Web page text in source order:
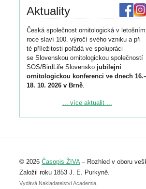
Aktuality
Česká společnost ornitologická v letošním
roce slaví 100. výročí svého vzniku a při
té příležitosti pořádá ve spolupráci
se Slovenskou ornitologickou společností
SOS/BirdLife Slovensko jubilejní
ornitologickou konferenci ve dnech
18. 10. 2026 v Brně.
Podrobnější informace ke konferenci
Registrovat se můžete do 6. září.
abstraktu přihlášené přednášky nebo
posteru je už 30. června.
... více aktualit ...
© 2026 Časopis ŽIVA– Rozhled v oboru
Založil roku 1853 J. E. Purkyně.
Vydává Nakladatelství Academia,